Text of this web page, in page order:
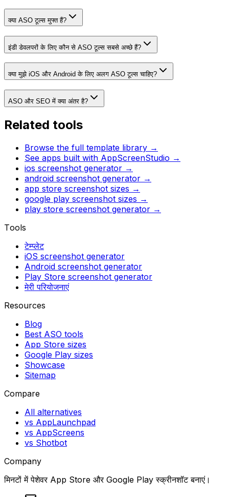
क्या ASO टूल्स मुफ्त हैं?
इंडी डेवलपरों के लिए कौन से ASO टूल्स सबसे अच्छे हैं?
क्या मुझे iOS और Android के लिए अलग ASO टूल्स चाहिए?
ASO और SEO में क्या अंतर है?
Related tools
Browse the full template library →
See apps built with AppScreenStudio →
ios screenshot generator →
android screenshot generator →
app store screenshot sizes →
google play screenshot sizes →
play store screenshot generator →
Tools
टेम्प्लेट
iOS screenshot generator
Android screenshot generator
Play Store screenshot generator
मेरी परियोजनाएं
Resources
Blog
Best ASO tools
App Store sizes
Google Play sizes
Showcase
Sitemap
Compare
All alternatives
vs AppLaunchpad
vs AppScreens
vs Shotbot
Company
मिनटों में पेशेवर App Store और Google Play स्क्रीनशॉट बनाएं।